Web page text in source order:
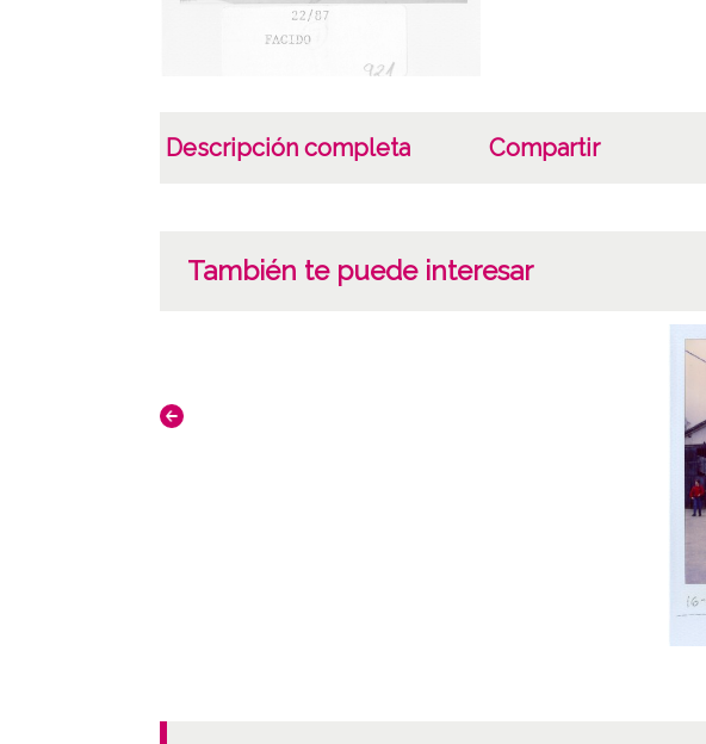
Descripción completa Compartir
También te puede interesar